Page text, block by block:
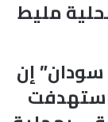
مليط
سودان” إن